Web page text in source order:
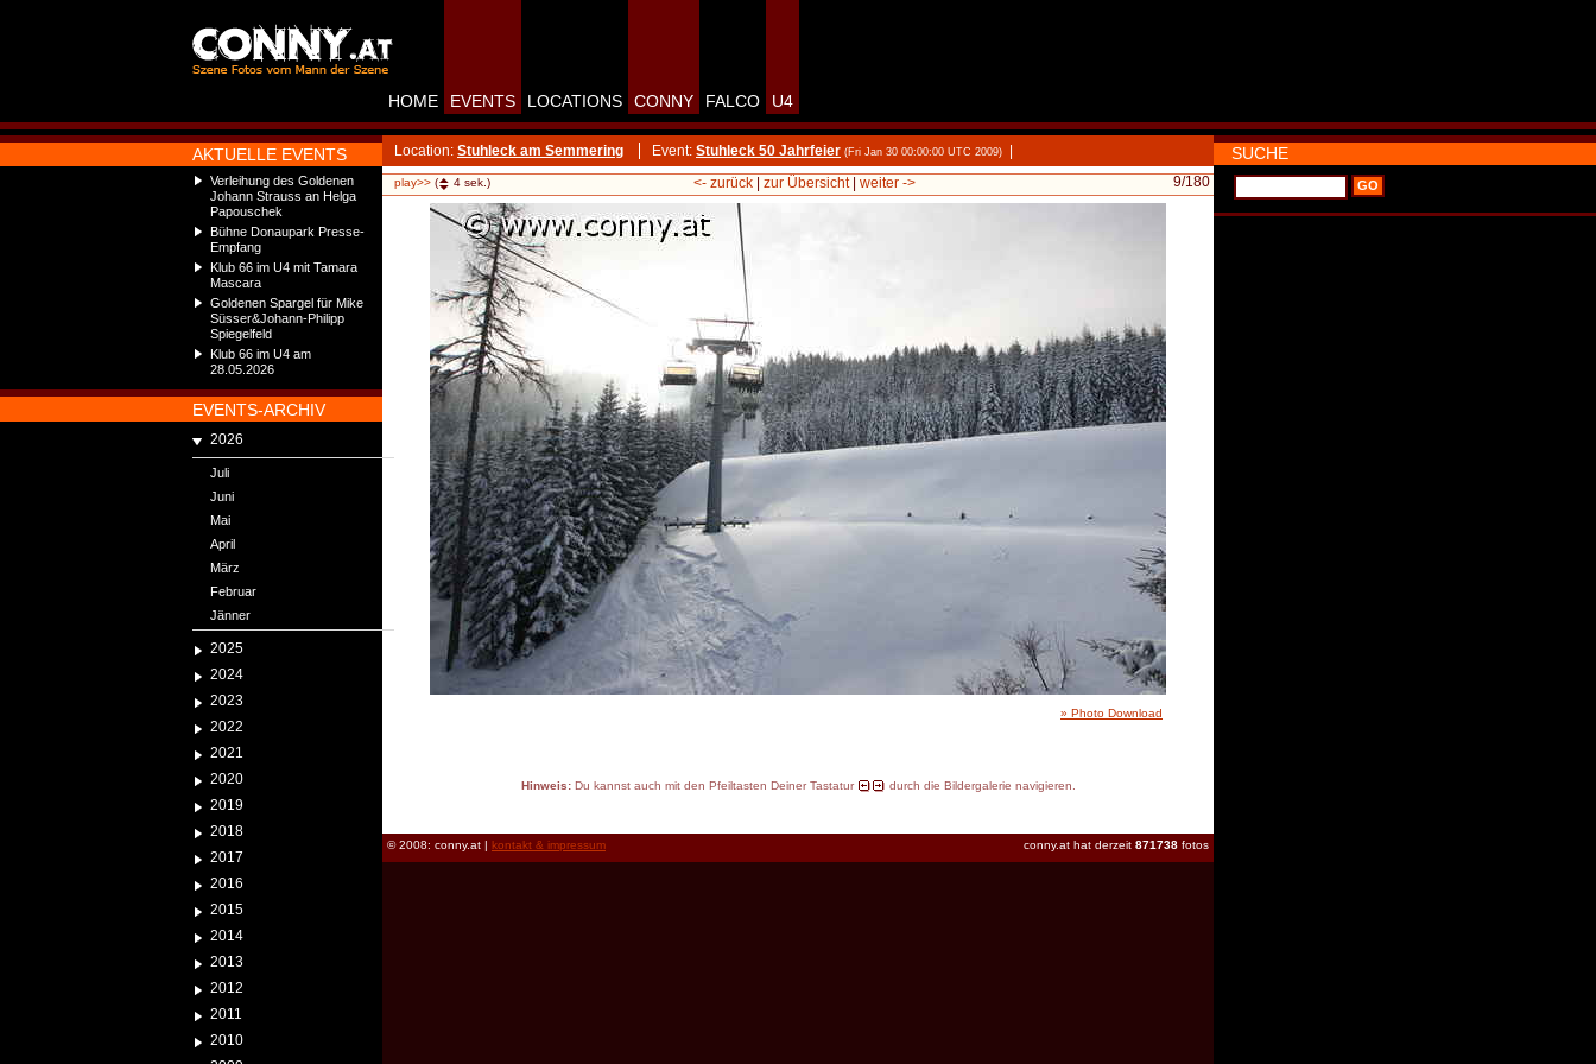
AKTUELLE EVENTS
Verleihung des Goldenen
Johann Strauss an Helga
Papouschek
Bühne Donaupark Presse-
Empfang
Klub 66 im U4 mit Tamara
Mascara
Goldenen Spargel für Mike
Süsser&Johann-Philipp
Spiegelfeld
Klub 66 im U4 am
28.05.2026
EVENTS-ARCHIV
2026
Juli
Juni
Mai
April
März
Februar
Jänner
2025
2024
2023
2022
2021
2020
2019
2018
2017
2016
2015
2014
2013
2012
2011
2010
HOME EVENTS LOCATIONS CONNY FALCO U4
Location: Stuhleck am Semmering Event: Stuhleck 50 Jahrfeier (Fri Jan 30 00:00:00 UTC 2009)
play>> ( 4 sek.) 9/180
<- zurück| zur Übersicht| weiter ->
» Photo Download
Hinweis:Du kannst auch mit den Pfeiltasten Deiner Tastatur durch die Bildergalerie navigieren.
conny.at hat derzeit 871738 fotos
© 2008: conny.at | kontakt & impressum
SUCHE